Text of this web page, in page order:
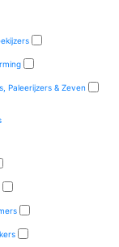
Paleerijzers & Zeven